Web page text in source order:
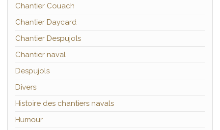
Chantier Couach
Chantier Daycard
Chantier Despujols
Chantier naval
Despujols
Divers
Histoire des chantiers navals
Humour